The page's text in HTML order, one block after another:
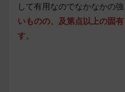
して有用なのでなかなかの強
いものの、及第点以上の固
す。